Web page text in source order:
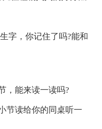
字，你记住了吗?能和
，能来读一读吗?
节读给你的同桌听一